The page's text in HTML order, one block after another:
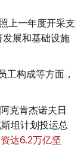
上一年度开采支
展和基础设施
工构成等方面，
克肯杰诺夫日
坦计划投运总
达6.2万亿坚